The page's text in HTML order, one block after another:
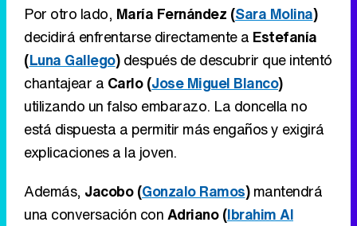
Por otro lado, María Fernández (Sara Molina)
decidirá enfrentarse directamente a Estefanía
(Luna Gallego)después de descubrir que intentó
chantajear a Carlo (Jose Miguel Blanco)
utilizando un falso embarazo. La doncella no
está dispuesta a permitir más engaños y exigirá
explicaciones a la joven.
Además, Jacobo (Gonzalo Ramos)mantendrá
una conversación conAdriano (Ibrahim Al